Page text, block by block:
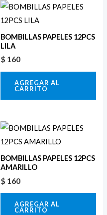
BOMBILLAS PAPELES 12PCS
LILA
$ 160
AGREGAR AL
CARRITO
BOMBILLAS PAPELES 12PCS
AMARILLO
$ 160
AGREGAR AL
CARRITO